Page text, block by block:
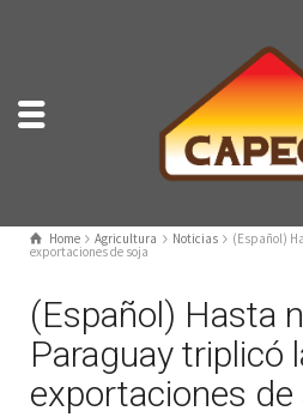
Home Agricultura Noticias (Español)
exportaciones de soja
(Español) Hasta
Paraguay triplicó
exportaciones de